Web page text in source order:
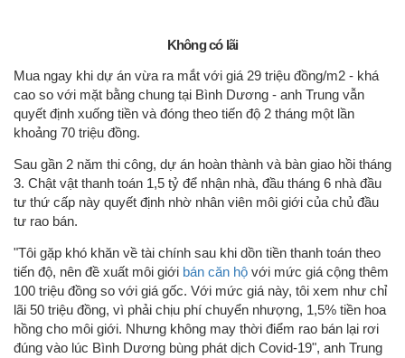
Không có lãi
Mua ngay khi dự án vừa ra mắt với giá 29 triệu đồng/m2 - khá
cao so với mặt bằng chung tại Bình Dương - anh Trung vẫn
quyết định xuống tiền và đóng theo tiến độ 2 tháng một lần
khoảng 70 triệu đồng.
Sau gần 2 năm thi công, dự án hoàn thành và bàn giao hồi tháng
3. Chật vật thanh toán 1,5 tỷ để nhận nhà, đầu tháng 6 nhà đầu
tư thứ cấp này quyết định nhờ nhân viên môi giới của chủ đầu
tư rao bán.
"Tôi gặp khó khăn về tài chính sau khi dồn tiền thanh toán theo
tiến độ, nên đề xuất môi giới bán căn hộ với mức giá cộng thêm
100 triệu đồng so với giá gốc. Với mức giá này, tôi xem như chỉ
lãi 50 triệu đồng, vì phải chịu phí chuyển nhượng, 1,5% tiền hoa
hồng cho môi giới. Nhưng không may thời điểm rao bán lại rơi
đúng vào lúc Bình Dương bùng phát dịch Covid-19", anh Trung